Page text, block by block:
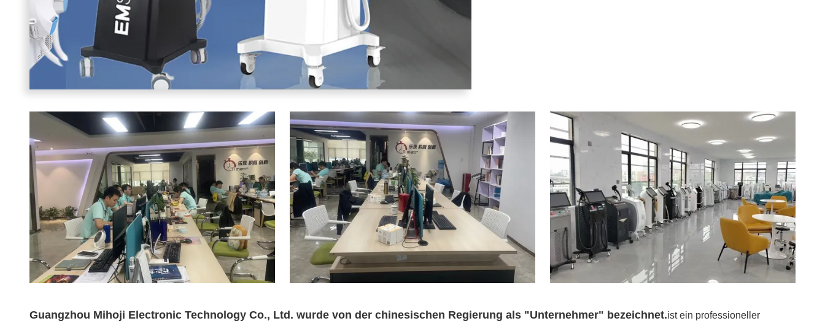
Guangzhou Mihoji Electronic Technology Co., Ltd. wurde von der chinesischen Regierung als "Unternehmer" bezeichnet.ist ein professioneller